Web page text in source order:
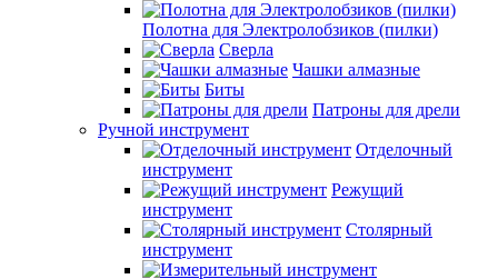
Полотна для Электролобзиков (пилки)
Сверла
Чашки алмазные
Биты
Патроны для дрели
Ручной инструмент
Отделочный
инструмент
Режущий
инструмент
Столярный
инструмент